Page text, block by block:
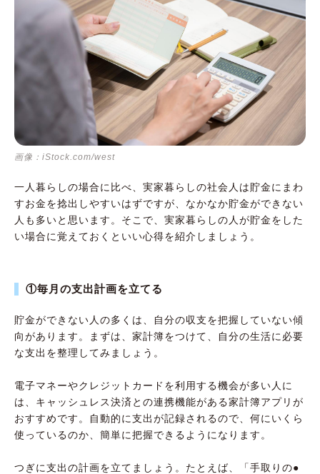
画像：iStock.com/west
一人暮らしの場合に比べ、実家暮らしの社会人は貯金にまわ
すお金を捻出しやすいはずですが、なかなか貯金ができない
人も多いと思います。そこで、実家暮らしの人が貯金をした
い場合に覚えておくといい心得を紹介しましょう。
①毎月の支出計画を立てる
貯金ができない人の多くは、自分の収支を把握していない傾
向があります。まずは、家計簿をつけて、自分の生活に必要
な支出を整理してみましょう。
電子マネーやクレジットカードを利用する機会が多い人に
は、キャッシュレス決済との連携機能がある家計簿アプリが
おすすめです。自動的に支出が記録されるので、何にいくら
使っているのか、簡単に把握できるようになります。
つぎに支出の計画を立てましょう。たとえば、「手取りの●